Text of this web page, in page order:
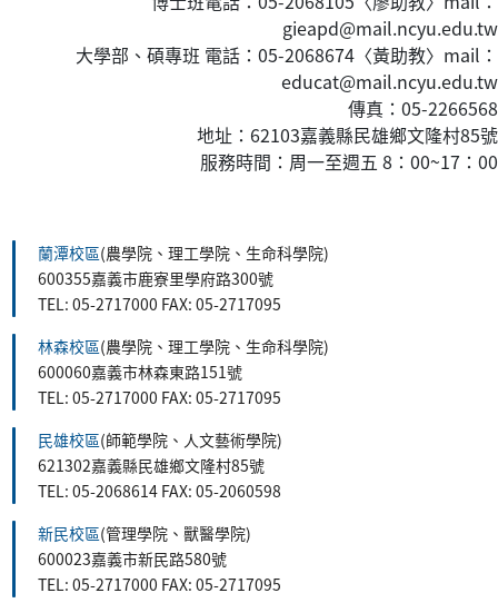
gieapd@mail.ncyu.edu.tw
大學部、碩專班 電話：05-2068674〈黃助教〉mail：
educat@mail.ncyu.edu.tw
傳真：05-2266568
地址：62103嘉義縣民雄鄉文隆村85號
服務時間：周一至週五 8：00~17：00
蘭潭校區(農學院、理工學院、生命科學院)
600355嘉義市鹿寮里學府路300號
TEL: 05-2717000 FAX: 05-2717095
林森校區(農學院、理工學院、生命科學院)
600060嘉義市林森東路151號
TEL: 05-2717000 FAX: 05-2717095
民雄校區(師範學院、人文藝術學院)
621302嘉義縣民雄鄉文隆村85號
TEL: 05-2068614 FAX: 05-2060598
新民校區(管理學院、獸醫學院)
600023嘉義市新民路580號
TEL: 05-2717000 FAX: 05-2717095